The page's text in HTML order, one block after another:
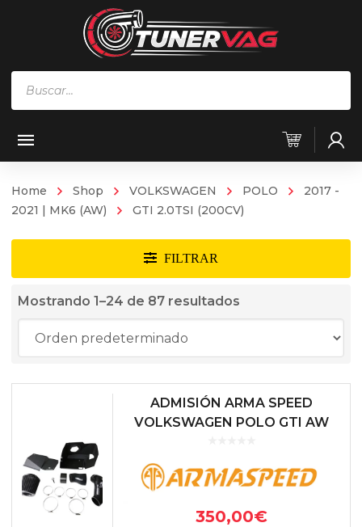
Home Shop VOLKSWAGEN POLO
2017 -
2021 | MK6 (AW)
GTI 2.0TSI (200CV)
Mostrando 1–24 de 87 resultados
ADMISIÓN ARMA SPEED
VOLKSWAGEN POLO GTI AW
350,00€